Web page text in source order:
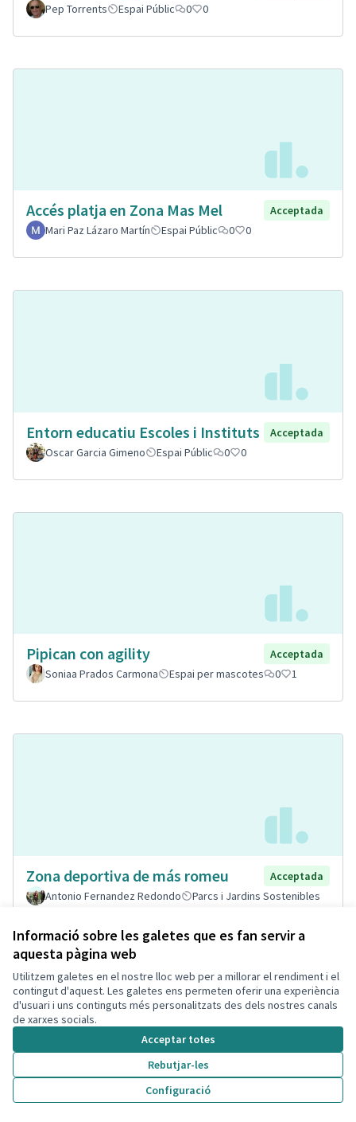
Informació sobre les galetes que es fan servir a
aquesta pàgina web
Utilitzem galetes en el nostre lloc web per a millorar el rendiment i el
contingut d'aquest. Les galetes ens permeten oferir una experiència
d'usuari i uns continguts més personalitzats des dels nostres canals
de xarxes socials.
Acceptar totes
Rebutjar-les
Configuració
Pep Torrents
Espai Públic 0 0
Accés platja en Zona Mas Mel
Acceptada
Mari Paz Lázaro Martín
Espai Públic 0 0
Entorn educatiu Escoles i Instituts
Acceptada
Oscar Garcia Gimeno
Espai Públic 0 0
Pipican con agility
Acceptada
Soniaa Prados Carmona
Espai per mascotes 0 1
Zona deportiva de más romeu
Acceptada
Antonio Fernandez Redondo
Parcs i Jardins Sostenibles